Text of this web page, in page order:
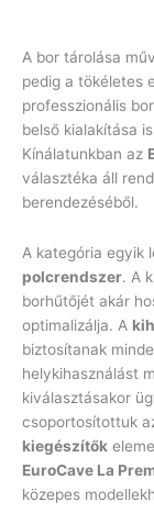
A bor tárolása
pedig a tökéletes
professzionális
belső kialakítása
Kínálatunkban az
választéka áll
berendezéséből.
A kategória egyik
polcrendszer. A
borhűtőjét akár
optimalizálja. A
biztosítanak
helykihasználást
kiválasztásakor
csoportosítottuk
kiegészítők
EuroCave La
közepes